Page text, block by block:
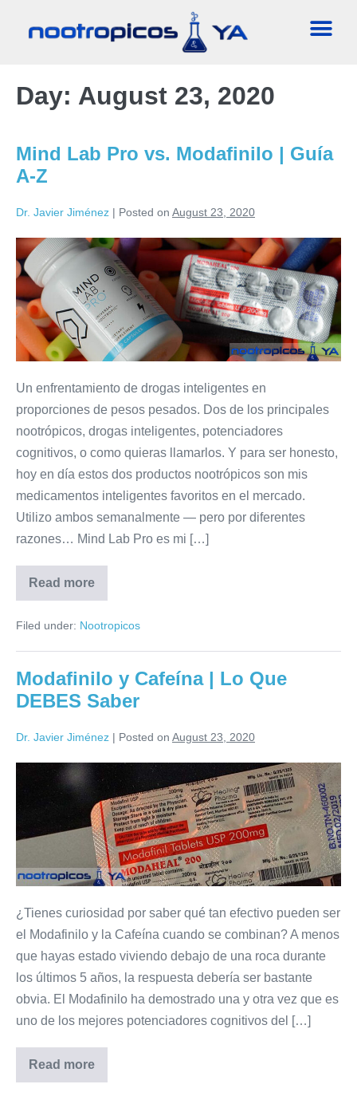
Day: August 23, 2020
Mind Lab Pro vs. Modafinilo | Guía
A-Z
Dr. Javier Jiménez | Posted on August 23, 2020
Un enfrentamiento de drogas inteligentes en
proporciones de pesos pesados. Dos de los principales
nootrópicos, drogas inteligentes, potenciadores
cognitivos, o como quieras llamarlos. Y para ser honesto,
hoy en día estos dos productos nootrópicos son mis
medicamentos inteligentes favoritos en el mercado.
Utilizo ambos semanalmente — pero por diferentes
razones… Mind Lab Pro es mi […]
Read more
Filed under: Nootropicos
Modafinilo y Cafeína | Lo Que
DEBES Saber
Dr. Javier Jiménez | Posted on August 23, 2020
¿Tienes curiosidad por saber qué tan efectivo pueden ser
el Modafinilo y la Cafeína cuando se combinan? A menos
que hayas estado viviendo debajo de una roca durante
los últimos 5 años, la respuesta debería ser bastante
obvia. El Modafinilo ha demostrado una y otra vez que es
uno de los mejores potenciadores cognitivos del […]
Read more